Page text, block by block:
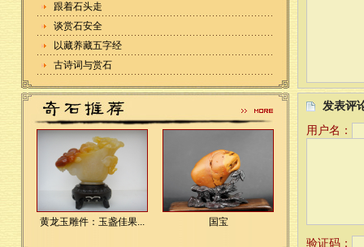
跟着石头走
谈赏石安全
以藏养藏五字经
古诗词与赏石
黄龙玉雕件：玉盏佳果... 国宝
发表评
用户名：
验证码：